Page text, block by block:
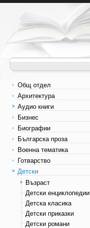
Общ отдел
Архитектура
Аудио книги
Бизнес
Биографии
Българска проза
Военна тематика
Готварство
Детски
Възраст
Детски енциклопедии
Детска класика
Детски приказки
Детски романи